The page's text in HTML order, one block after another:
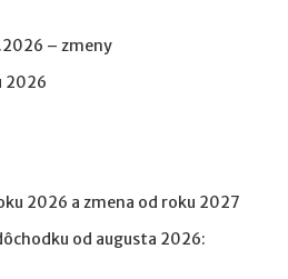
– zmeny
2026
2026 a zmena od roku 2027
od augusta 2026: